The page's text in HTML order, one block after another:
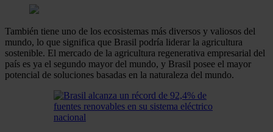
También tiene uno de los ecosistemas más diversos y valiosos del
mundo, lo que significa que Brasil podría liderar la agricultura
sostenible. El mercado de la agricultura regenerativa empresarial del
país es ya el segundo mayor del mundo, y Brasil posee el mayor
potencial de soluciones basadas en la naturaleza del mundo.